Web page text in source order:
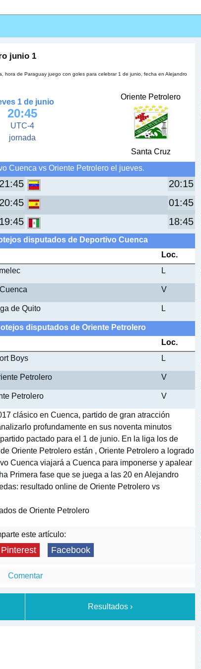
junio 1
hora de Paraguay juego con goles para celebrar 1 de junio, fecha en Alejandro
1 de junio
20:45
UTC-4
jornada
Oriente Petrolero
Santa Cruz
Cuenca vs Oriente Petrolero el jueves.
21:45
20:15
20:45
01:45
19:45
18:45
disputados de Deportivo Cuenca
Loc.
L
V
de Quito L
disputados de Oriente Petrolero
Loc.
Boys L
Petrolero V
Petrolero V
clásico en Cuenca, partido de gran atracción
profundamente en sus noventa minutos
pactado para el 1 de junio. En la liga los de
Oriente Petrolero están , Oriente Petrolero a logrado
Cuenca viajará a Cuenca para imponerse y apalear
Primera fase que se juega a las 20 en Alejandro
resultado online de Oriente Petrolero vs
de Oriente Petrolero
este artículo:
Pinterest Facebook
Comentar
Resultados ›